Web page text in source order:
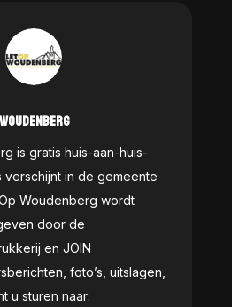
is gratis huis-aan-huis-
in de gemeente
Woudenberg wordt
door de
en JOIN
foto’s, uitslagen,
u sturen naar: